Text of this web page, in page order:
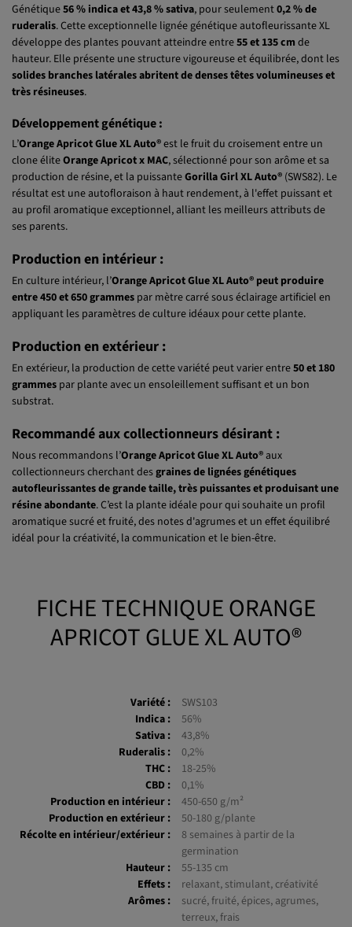
Génétique56 % indica et 43,8 % sativa, pour seulement0,2 % de
ruderalis. Cette exceptionnelle lignée génétique autofleurissante XL
développe des plantes pouvant atteindre entre55 et 135 cm de
hauteur. Elle présente une structure vigoureuse et équilibrée, dont les
solides branches latérales abritent de denses têtes volumineuses et
très résineuses.
Développement génétique :
L’Orange Apricot Glue XL Auto®est le fruit du croisement entre un
clone éliteOrange Apricot x MAC, sélectionné pour son arôme et sa
production de résine, et la puissanteGorilla Girl XL Auto® (SWS82). Le
résultat est une autofloraison à haut rendement, à l'effet puissant et
au profil aromatique exceptionnel, alliant les meilleurs attributs de
ses parents.
Production en intérieur :
En culture intérieur, l’Orange Apricot Glue XL Auto® peut produire
entre 450 et 650 grammes par mètre carré sous éclairage artificiel en
appliquant les paramètres de culture idéaux pour cette plante.
Production en extérieur :
En extérieur, la production de cette variété peut varier entre50 et 180
grammes par plante avec un ensoleillement suffisant et un bon
substrat.
Recommandé aux collectionneurs désirant :
Nous recommandons l’Orange Apricot Glue XL Auto®aux
collectionneurs cherchant desgraines de lignées génétiques
autofleurissantes de grande taille, très puissantes et produisant une
résine abondante. C’est la plante idéale pour qui souhaite un profil
aromatique sucré et fruité, des notes d'agrumes et un effet équilibré
idéal pour la créativité, la communication et le bien-être.
FICHE TECHNIQUE ORANGE
APRICOT GLUE XL AUTO®
Variété :
SWS103
Indica :
56%
Sativa :
43,8%
Ruderalis :
0,2%
THC :
18-25%
CBD :
0,1%
Production en intérieur :
450-650 g/m²
Production en extérieur :
50-180 g/plante
Récolte en intérieur/extérieur :
8 semaines à partir de la
germination
Hauteur :
55-135 cm
Effets :
relaxant, stimulant, créativité
Arômes :
sucré, fruité, épices, agrumes,
terreux, frais